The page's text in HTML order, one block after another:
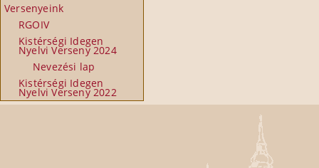
Versenyeink
RGOIV
Kistérségi Idegen
Nyelvi Verseny 2024
Nevezési lap
Kistérségi Idegen
Nyelvi Verseny 2022